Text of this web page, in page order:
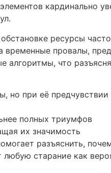
кардинально
ресурсы
провалы,
что
но при её предчувствии
полных триумфов
их значимость
разъяснить,
старание как